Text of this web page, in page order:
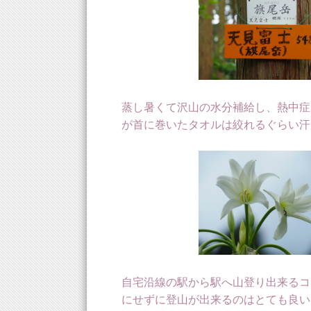
蒸し暑くて沢山の水分補給し、熱中
が首に巻いたタオルは絞れるぐらい
自宅沿線の駅から駅へ山登り出来る
にせずに登山が出来るのはとても良